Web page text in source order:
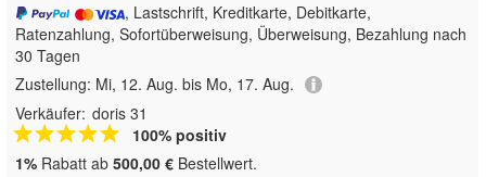
, Lastschrift, Kreditkarte, Debitkarte,
Ratenzahlung, Sofortüberweisung, Überweisung, Bezahlung nach
30 Tagen
Zustellung: Mi, 12. Aug. bis Mo, 17. Aug.
Verkäufer: doris 31
100% positiv
1% Rabatt ab 500,00 € Bestellwert.